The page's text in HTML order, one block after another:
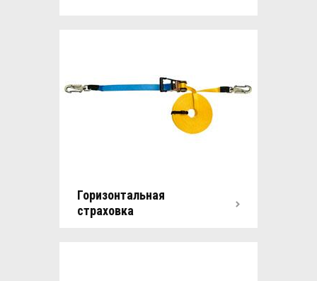
Горизонтальная
страховка